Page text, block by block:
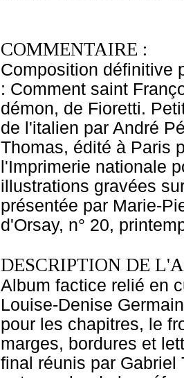
COMMENTAIRE :
Composition définitive
: Comment saint
démon, de Fioretti.
de l'italien par André
Thomas, édité à Paris
l'Imprimerie nationale
illustrations gravées
présentée par Marie-
d'Orsay, n° 20,
DESCRIPTION DE
Album factice relié en
Louise-Denise
pour les chapitres, le
marges, bordures et
final réunis par Gabriel